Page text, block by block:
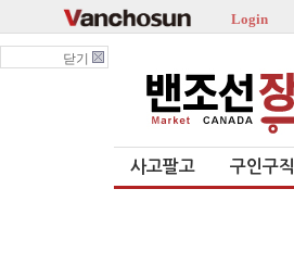
Login
닫기
사고팔고 구인구직